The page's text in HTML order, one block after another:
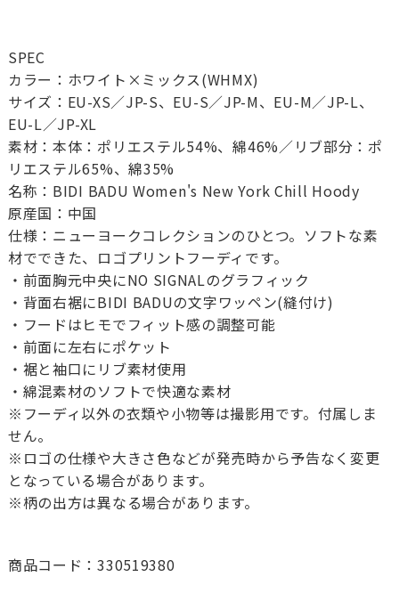
SPEC
カラー：ホワイト×ミックス(WHMX)
サイズ：EU-XS／JP-S、EU-S／JP-M、EU-M／JP-L、
EU-L／JP-XL
素材：本体：ポリエステル54%、綿46%／リブ部分：ポ
リエステル65%、綿35%
名称：BIDI BADU Women's New York Chill Hoody
原産国：中国
仕様：ニューヨークコレクションのひとつ。ソフトな素
材でできた、ロゴプリントフーディです。
・前面胸元中央にNO SIGNALのグラフィック
・背面右裾にBIDI BADUの文字ワッペン(縫付け)
・フードはヒモでフィット感の調整可能
・前面に左右にポケット
・裾と袖口にリブ素材使用
・綿混素材のソフトで快適な素材
※フーディ以外の衣類や小物等は撮影用です。付属しま
せん。
※ロゴの仕様や大きさ色などが発売時から予告なく変更
となっている場合があります。
※柄の出方は異なる場合があります。
商品コード：330519380